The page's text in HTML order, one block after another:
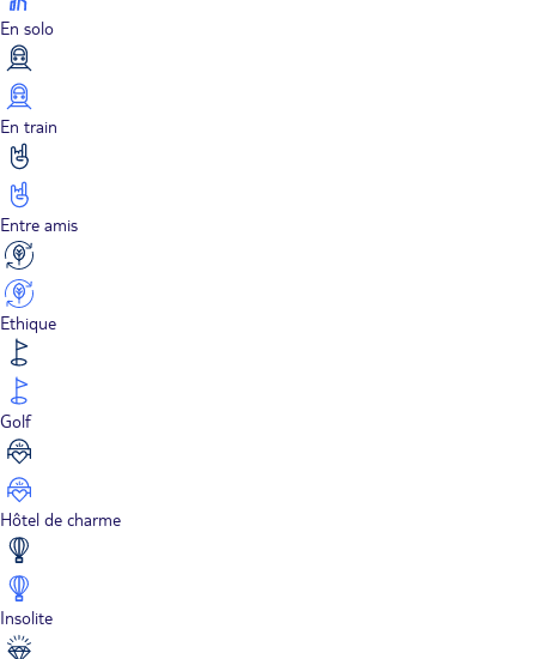
En solo
En train
Entre amis
Ethique
Golf
Hôtel de charme
Insolite